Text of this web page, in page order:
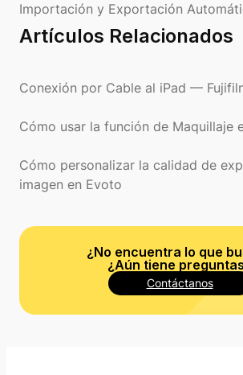
Importación y Exportación
Artículos Relacionados
Conexión por Cable al iPad —
Cómo usar la función de Maquillaje
Cómo personalizar la calidad de
imagen en Evoto
¿No encuentra lo que
¿Aún tiene
Contáctanos